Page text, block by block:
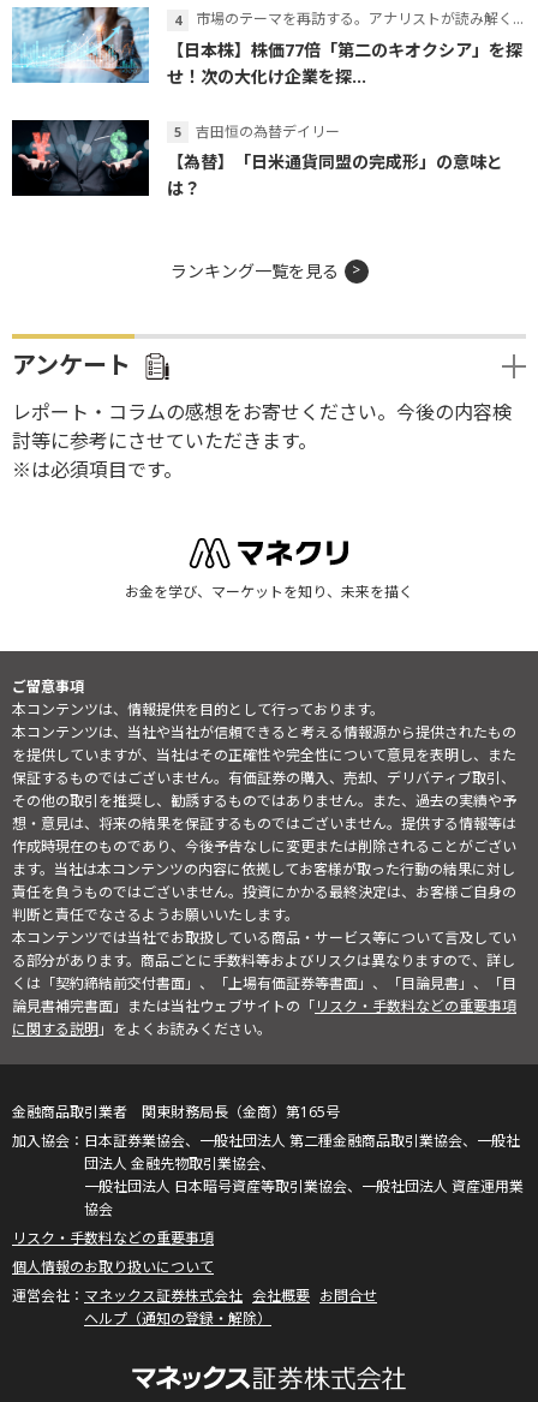
市場のテーマを再訪する。アナリストが読み解くテーマの本質
【日本株】株価77倍「第二のキオクシア」を探
せ！次の大化け企業を探...
吉田恒の為替デイリー
【為替】「日米通貨同盟の完成形」の意味と
は？
ランキング一覧を見る
アンケート
レポート・コラムの感想をお寄せください。今後の内容検
討等に参考にさせていただきます。
※は必須項目です。
お金を学び、マーケットを知り、未来を描く
ご留意事項
本コンテンツは、情報提供を目的として行っております。
本コンテンツは、当社や当社が信頼できると考える情報源から提供されたもの
を提供していますが、当社はその正確性や完全性について意見を表明し、また
保証するものではございません。有価証券の購入、売却、デリバティブ取引、
その他の取引を推奨し、勧誘するものではありません。また、過去の実績や予
想・意見は、将来の結果を保証するものではございません。提供する情報等は
作成時現在のものであり、今後予告なしに変更または削除されることがござい
ます。当社は本コンテンツの内容に依拠してお客様が取った行動の結果に対し
責任を負うものではございません。投資にかかる最終決定は、お客様ご自身の
判断と責任でなさるようお願いいたします。
本コンテンツでは当社でお取扱している商品・サービス等について言及してい
る部分があります。商品ごとに手数料等およびリスクは異なりますので、詳し
くは「契約締結前交付書面」、「上場有価証券等書面」、「目論見書」、「目
論見書補完書面」または当社ウェブサイトの「リスク・手数料などの重要事項
に関する説明」をよくお読みください。
金融商品取引業者 関東財務局長（金商）第165号
日本証券業協会、一般社団法人 第二種金融商品取引業協会、一般社
団法人 金融先物取引業協会、
一般社団法人 日本暗号資産等取引業協会、一般社団法人 資産運用業
協会
リスク・手数料などの重要事項
個人情報のお取り扱いについて
マネックス証券株式会社 会社概要 お問合せ
ヘルプ（通知の登録・解除）